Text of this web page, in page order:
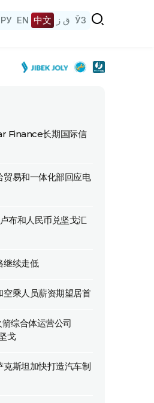
РУ EN 中文 ق ز ЎЗ
Finance长期国际信
贸易和一体化部回应电
布和人民币兑坚戈汇
继续走低
空乘人员薪资期望居首
综合体运营公司
戈
克斯坦加快打造汽车制